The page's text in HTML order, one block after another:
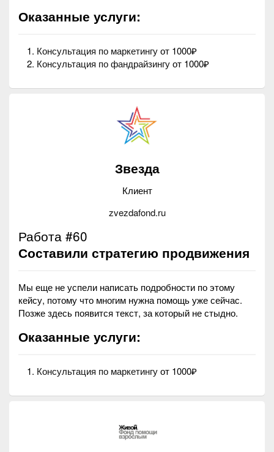
Оказанные услуги:
Консультация по маркетингуот 1000₽
Консультация по фандрайзингуот 1000₽
Звезда
Клиент
zvezdafond.ru
Работа #60
Составили стратегию продвижения
Мы еще не успели написать подробности по этому
кейсу, потому что многим нужна помощь уже сейчас.
Позже здесь появится текст, за который не стыдно.
Оказанные услуги:
Консультация по маркетингуот 1000₽